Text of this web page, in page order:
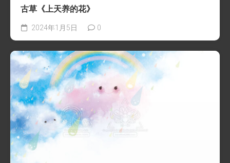
古草《上天养的花》
2024年1月5日 0